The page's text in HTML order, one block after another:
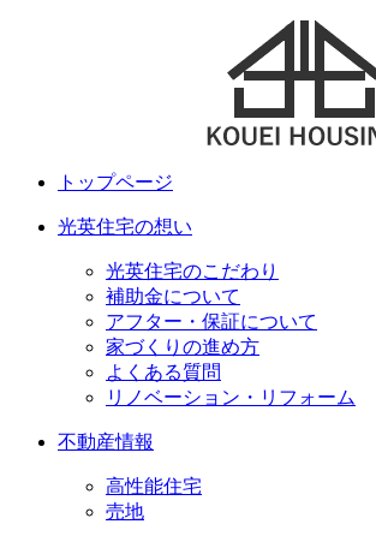
トップページ
光英住宅の想い
光英住宅のこだわり
補助金について
アフター・保証について
家づくりの進め方
よくある質問
リノベーション・リフォーム
不動産情報
高性能住宅
売地